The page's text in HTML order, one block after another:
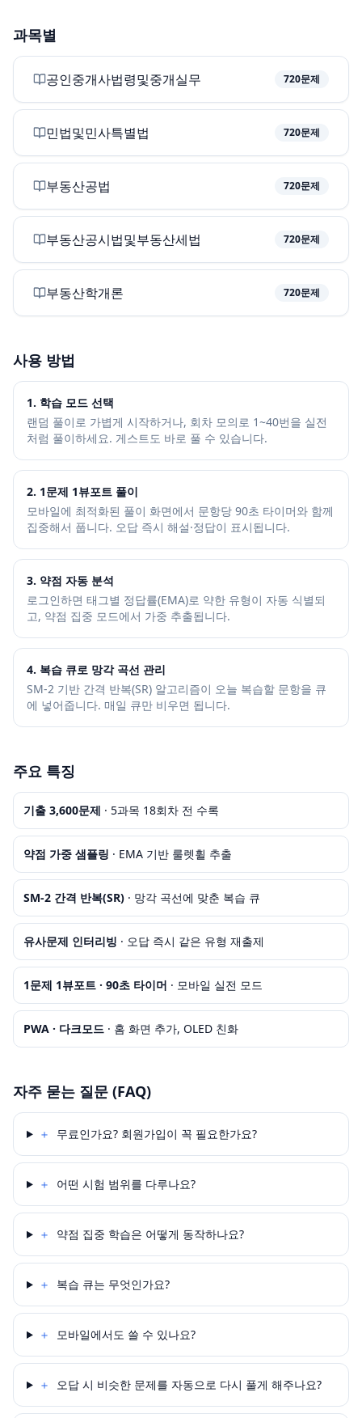
과목별
공인중개사법령및중개실무 720문제
민법및민사특별법 720문제
부동산공법 720문제
부동산공시법및부동산세법 720문제
부동산학개론 720문제
사용 방법
1. 학습 모드 선택
랜덤 풀이로 가볍게 시작하거나, 회차 모의로 1~40번을 실전
처럼 풀이하세요. 게스트도 바로 풀 수 있습니다.
2. 1문제 1뷰포트 풀이
모바일에 최적화된 풀이 화면에서 문항당 90초 타이머와 함께
집중해서 풉니다. 오답 즉시 해설·정답이 표시됩니다.
3. 약점 자동 분석
로그인하면 태그별 정답률(EMA)로 약한 유형이 자동 식별되
고, 약점 집중 모드에서 가중 추출됩니다.
4. 복습 큐로 망각 곡선 관리
SM-2 기반 간격 반복(SR) 알고리즘이 오늘 복습할 문항을 큐
에 넣어줍니다. 매일 큐만 비우면 됩니다.
주요 특징
기출 3,600문제 · 5과목 18회차 전 수록
약점 가중 샘플링 · EMA 기반 룰렛휠 추출
SM-2 간격 반복(SR) · 망각 곡선에 맞춘 복습 큐
유사문제 인터리빙 · 오답 즉시 같은 유형 재출제
1문제 1뷰포트 · 90초 타이머 · 모바일 실전 모드
PWA · 다크모드 · 홈 화면 추가, OLED 친화
자주 묻는 질문 (FAQ)
＋ 무료인가요? 회원가입이 꼭 필요한가요?
＋ 어떤 시험 범위를 다루나요?
＋ 약점 집중 학습은 어떻게 동작하나요?
＋ 복습 큐는 무엇인가요?
＋ 모바일에서도 쓸 수 있나요?
＋ 오답 시 비슷한 문제를 자동으로 다시 풀게 해주나요?